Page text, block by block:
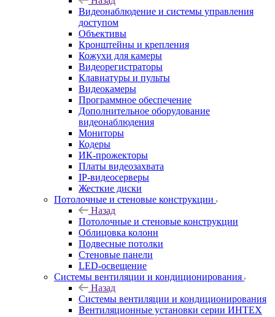
Видеонаблюдение и системы управления
доступом
Объективы
Кронштейны и крепления
Кожухи для камеры
Видеорегистраторы
Клавиатуры и пульты
Видеокамеры
Программное обеспечение
Дополнительное оборудование
видеонаблюдения
Мониторы
Кодеры
ИК-прожекторы
Платы видеозахвата
IP-видеосерверы
Жесткие диски
Потолочные и стеновые конструкции
Назад
Потолочные и стеновые конструкции
Облицовка колонн
Подвесные потолки
Стеновые панели
LED-освещение
Системы вентиляции и кондиционирования
Назад
Системы вентиляции и кондиционирования
Вентиляционные установки серии ИНТЕХ